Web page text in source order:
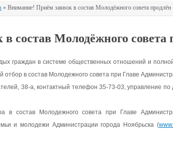
» Внимание! Приём заявок в состав Молодёжного совета продлён
состав Молодёжного совета
граждан в системе общественных отношений и
отбор в состав Молодежного совета при Главе
38-а, контактный телефон 35-73-03, управление
в состав Молодежного совета при Главе
и молодежи Администрации города Ноябрьска (